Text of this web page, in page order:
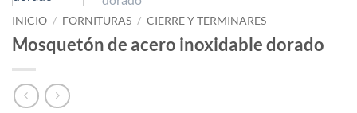
INICIO / FORNITURAS / CIERRE Y TERMINARES
Mosquetón de acero inoxidable dorado